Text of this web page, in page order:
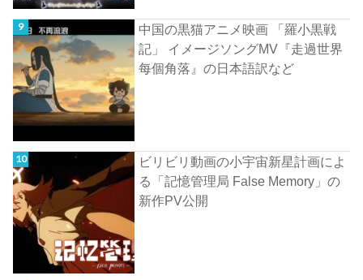
中国の黒猫アニメ映画 「羅小黒戦
記」 イメージソングMV『走過世界
每個角落』の日本語訳など
ビリビリ動画の小宇宙新星計画によ
る「記憶管理局 False Memory」の
新作PV公開